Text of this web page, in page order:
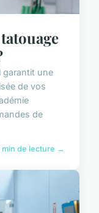
garantit une
de vos
de
min de lecture →